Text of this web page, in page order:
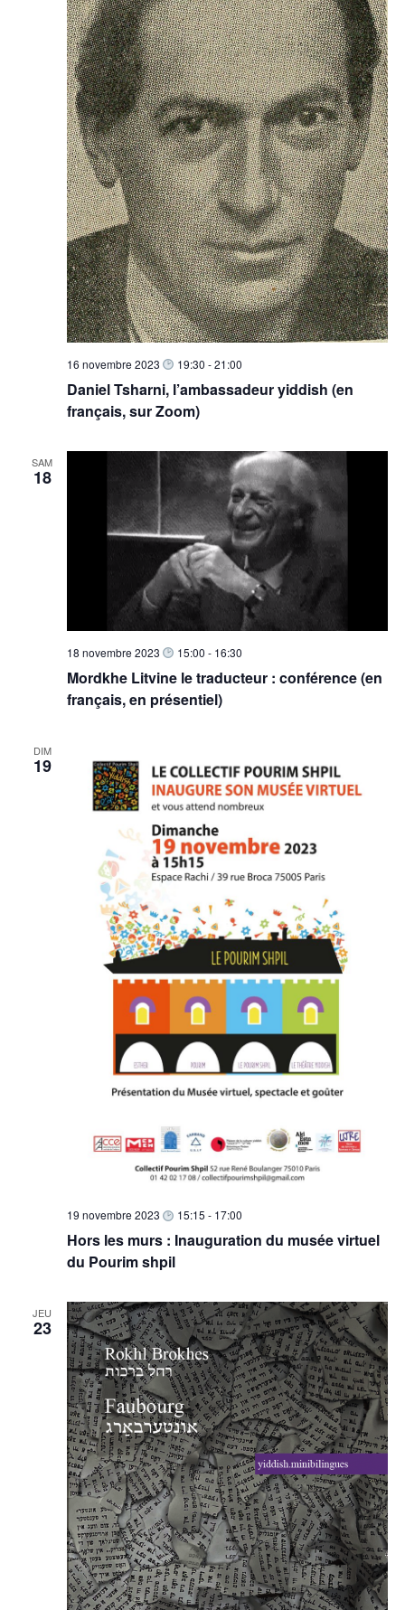
Daniel Tsharni, l’ambassadeur yiddish (en
français, sur Zoom)
16 novembre 2023 19:30 -21:00
SAM
18
Mordkhe Litvine le traducteur : conférence (en
français, en présentiel)
18 novembre 2023 15:00 - 16:30
DIM
19
Hors les murs : Inauguration du musée virtuel
du Pourim shpil
19 novembre 2023 15:15 - 17:00
JEU
23